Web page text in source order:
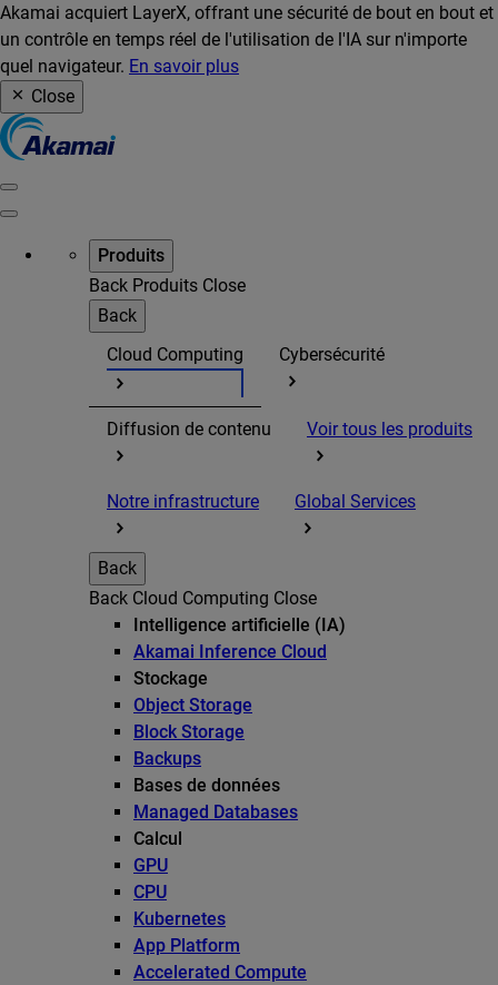
Akamai acquiert LayerX, offrant une sécurité de bout en bout et
un contrôle en temps réel de l'utilisation de l'IA sur n'importe
quel navigateur. En savoir plus
Close
Produits
Back Produits Close
Back
Cloud Computing
Cybersécurité
Diffusion de contenu Voir tous les produits
Notre infrastructure Global Services
Back
Back Cloud Computing Close
Intelligence artificielle (IA)
Akamai Inference Cloud
Stockage
Object Storage
Block Storage
Backups
Bases de données
Managed Databases
Calcul
GPU
CPU
Kubernetes
App Platform
Accelerated Compute